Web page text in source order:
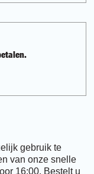
gebruik te
van onze snelle
16:00. Bestelt u